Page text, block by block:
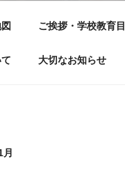
ご挨拶・学校教育
大切なお知らせ